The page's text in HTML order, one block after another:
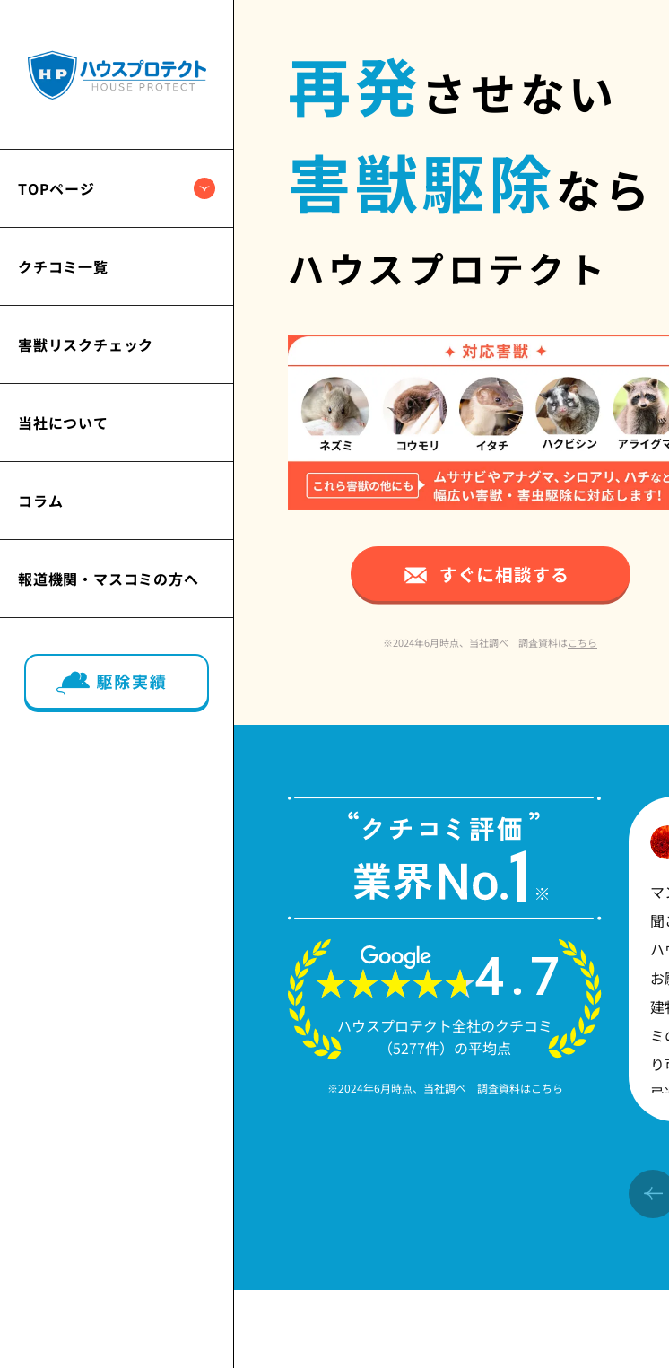
TOPページ
クチコミ一覧
害獣リスクチェック
当社について
コラム
報道機関・マスコミの方へ
再発させない
害獣駆除なら
ハウスプロテクト
※2024年6月時点、当社調べ 調査資料はこちら
4.7
ハウスプロテクト全社のクチコミ
（5277件）の平均点
※2024年6月時点、当社調べ 調査資料はこちら
ハ
お
建
忌
室
は
や